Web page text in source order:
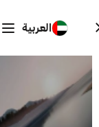
العربية